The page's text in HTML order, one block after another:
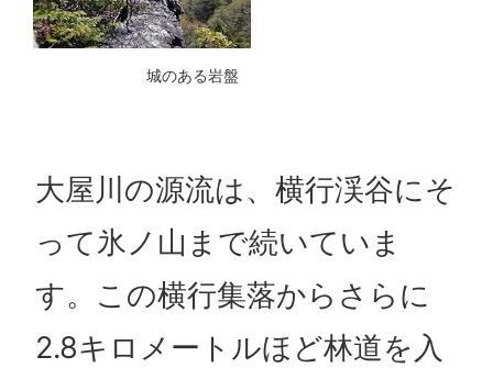
城のある岩盤
大屋川の源流は、横行渓谷にそ
って氷ノ山まで続いていま
す。この横行集落からさらに
2.8キロメートルほど林道を入